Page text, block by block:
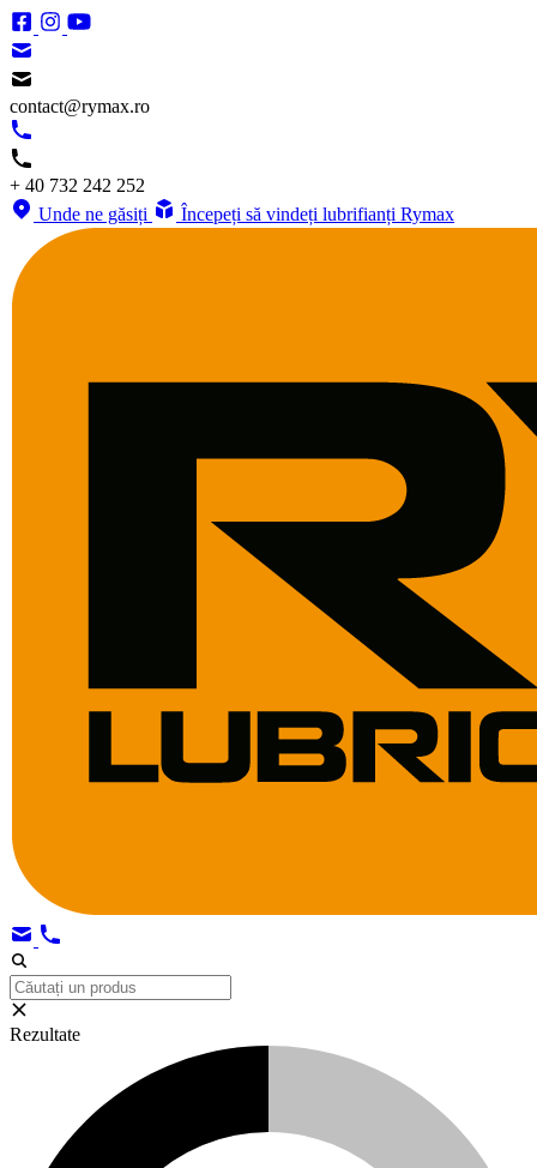
contact@rymax.ro
+ 40 732 242 252
Unde ne găsiți
Începeți să vindeți lubrifianți Rymax
Rezultate